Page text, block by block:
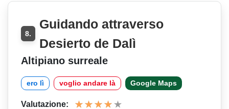
8.
Guidando attraverso
Desierto de Dalì
Altipiano surreale
ero lì voglio andare là Google Maps
Valutazione: